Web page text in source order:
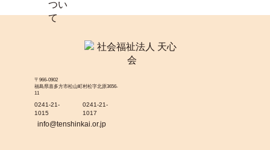
〒966-0902
福島県喜多方市松山町村松字北原3656-
11
0241-21-
1015
0241-21-
1017
info@tenshinkai.or.jp